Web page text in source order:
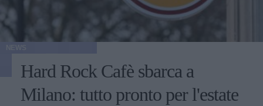
Hard Rock Cafè sbarca a
Milano: tutto pronto per l'estate